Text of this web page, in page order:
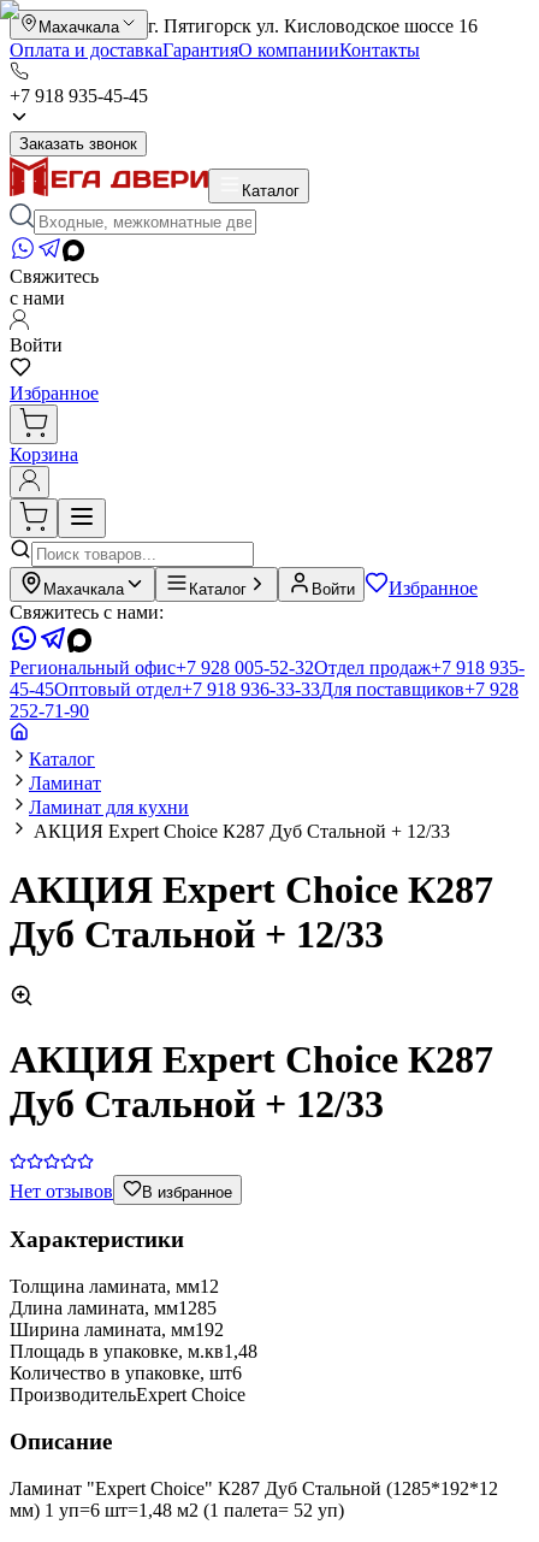
Махачкала
г. Пятигорск ул. Кисловодское шоссе 16
Оплата и доставкаГарантияО компанииКонтакты
+7 918 935-45-45
Заказать звонок
Каталог
Свяжитесь
с нами
Войти
Избранное
Корзина
Махачкала Каталог Войти
Избранное
Свяжитесь с нами:
Региональный офис+7 928 005-52-32Отдел продаж+7 918 935-
45-45Оптовый отдел+7 918 936-33-33Для поставщиков+7 928
252-71-90
Каталог
Ламинат
Ламинат для кухни
АКЦИЯ Expert Choice К287 Дуб Стальной + 12/33
АКЦИЯ Expert Choice К287
Дуб Стальной + 12/33
АКЦИЯ Expert Choice К287
Дуб Стальной + 12/33
Нет отзывов В избранное
Характеристики
Толщина ламината, мм12
Длина ламината, мм1285
Ширина ламината, мм192
Площадь в упаковке, м.кв1,48
Количество в упаковке, шт6
ПроизводительExpert Choice
Описание
Ламинат "Expert Choice" К287 Дуб Стальной (1285*192*12
мм) 1 уп=6 шт=1,48 м2 (1 палета= 52 уп)